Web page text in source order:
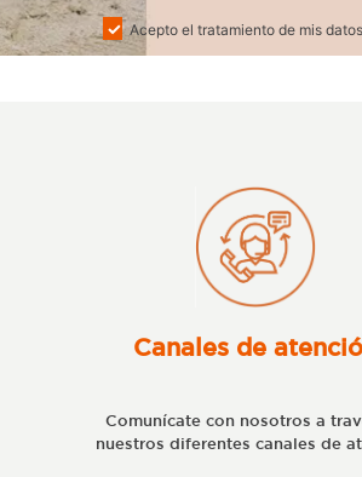
Acepto el tratamiento de mis
Canales de
Comunícate con nosotros a
nuestros diferentes canales de